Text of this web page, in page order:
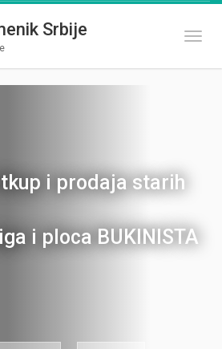
Srbije
i prodaja starih
i ploca BUKINISTA